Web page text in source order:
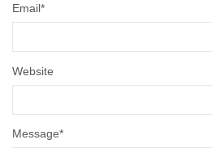
Message*
Email*
Website